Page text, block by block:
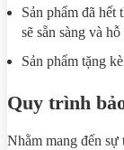
Sản phẩm đã
sẽ sẵn sàng và
Sản phẩm tặng
Quy trình
Nhằm mang đến sự